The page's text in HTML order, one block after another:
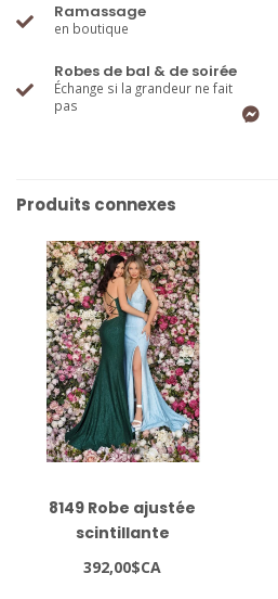
Ramassage
en boutique
Robes de bal & de soirée
Échange si la grandeur ne fait
pas
Produits connexes
8149 Robe ajustée
scintillante
392,00$CA